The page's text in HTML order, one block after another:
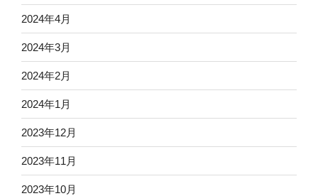
2024年4月
2024年3月
2024年2月
2024年1月
2023年12月
2023年11月
2023年10月